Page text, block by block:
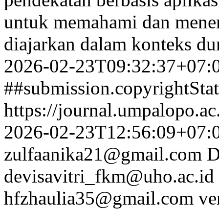
untuk memahami dan
diajarkan dalam konteks
2026-02-
https://
2026-02-
zulfaanika21@gmail.com
devisavitri_fkm@uho.ac.id
hfzhaulia35@gmail.com